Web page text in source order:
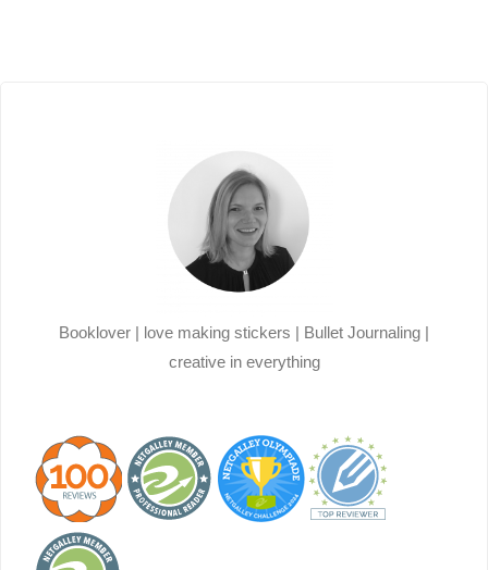
Booklover | love making stickers | Bullet Journaling |
creative in everything